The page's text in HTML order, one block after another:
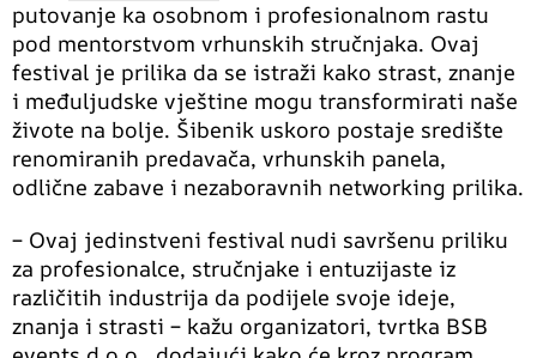
putovanje ka osobnom i profesionalnom rastu
pod mentorstvom vrhunskih stručnjaka. Ovaj
festival je prilika da se istraži kako strast, znanje
i međuljudske vještine mogu transformirati naše
živote na bolje. Šibenik uskoro postaje središte
renomiranih predavača, vrhunskih panela,
odlične zabave i nezaboravnih networking prilika.
– Ovaj jedinstveni festival nudi savršenu priliku
za profesionalce, stručnjake i entuzijaste iz
različitih industrija da podijele svoje ideje,
znanja i strasti – kažu organizatori, tvrtka BSB